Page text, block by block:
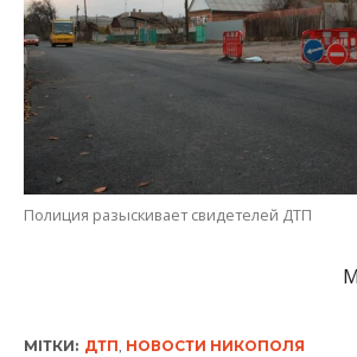
Полиция разыскивает свидетелей ДТП
МІТКИ: ДТП, НОВОСТИ НИКОПОЛЯ